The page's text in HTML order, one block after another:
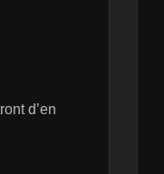
d’en